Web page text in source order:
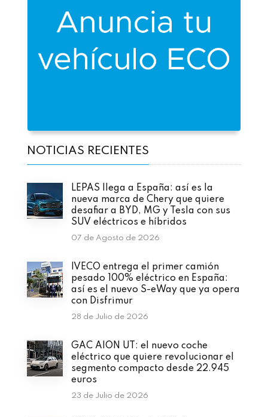
NOTICIAS RECIENTES
LEPAS llega a España: así es la
nueva marca de Chery que quiere
desafiar a BYD, MG y Tesla con sus
SUV eléctricos e híbridos
07 de Agosto de 2026
IVECO entrega el primer camión
pesado 100% eléctrico en España:
así es el nuevo S-eWay que ya opera
con Disfrimur
28 de Julio de 2026
GAC AION UT: el nuevo coche
eléctrico que quiere revolucionar el
segmento compacto desde 22.945
euros
23 de Julio de 2026